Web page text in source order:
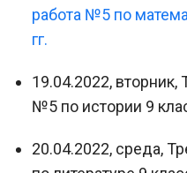
работа №5 по
гг.
19.04.2022, вторник,
№5 по истории 9
20.04.2022, среда,